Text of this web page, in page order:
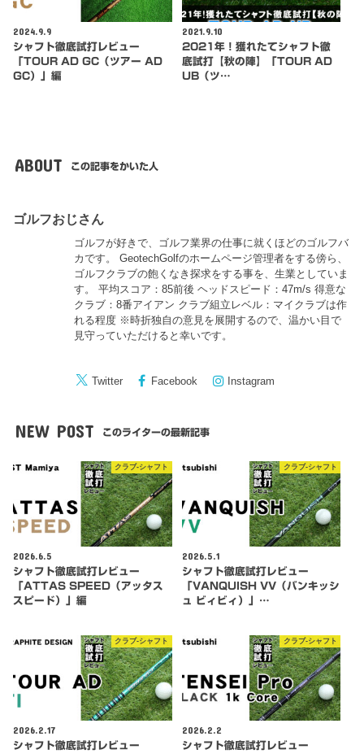
2024.9.9
シャフト徹底試打レビュー
「TOUR AD GC（ツアー AD
GC）」編
2021.9.10
2021年！獲れたてシャフト徹
底試打【秋の陣】「TOUR AD
UB（ツ…
ABOUT この記事をかいた人
ゴルフおじさん
ゴルフが好きで、ゴルフ業界の仕事に就くほどのゴルフバ
カです。 GeotechGolfのホームページ管理者をする傍ら、
ゴルフクラブの飽くなき探求をする事を、生業としていま
す。 平均スコア：85前後 ヘッドスピード：47m/s 得意な
クラブ：8番アイアン クラブ組立レベル：マイクラブは作
れる程度 ※時折独自の意見を展開するので、温かい目で
見守っていただけると幸いです。
Twitter Facebook Instagram
NEW POST このライターの最新記事
クラブ-シャフト
2026.6.5
シャフト徹底試打レビュー
「ATTAS SPEED（アッタス
スピード）」編
クラブ-シャフト
2026.5.1
シャフト徹底試打レビュー
「VANQUISH VV（バンキッシ
ュ ビィビィ）」…
クラブ-シャフト
2026.2.17
シャフト徹底試打レビュー
クラブ-シャフト
2026.2.2
シャフト徹底試打レビュー